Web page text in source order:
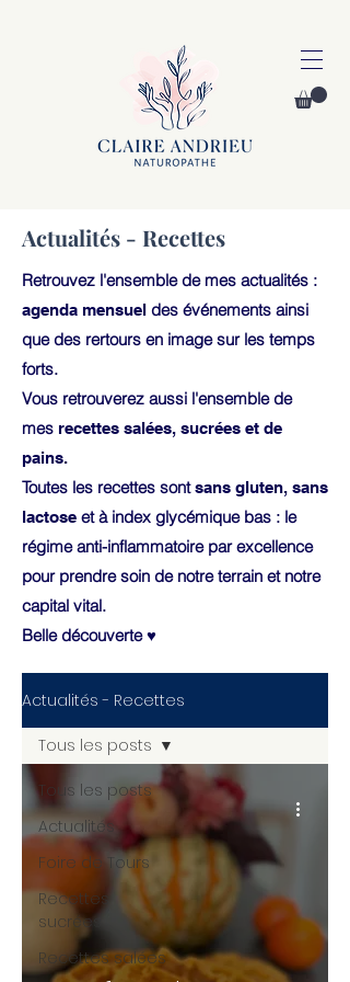
Actualités - Recettes
Retrouvez l'ensemble de mes actualités :
agenda mensuel des événements ainsi
que des rertours en image sur les temps
forts.
Vous retrouverez aussi l'ensemble de
mes recettes salées, sucrées et de
pains.
Toutes les recettes sont sans gluten, sans
lactose et à index glycémique bas : le
régime anti-inflammatoire par excellence
pour prendre soin de notre terrain et notre
capital vital.
Belle découverte ♥
Actualités - Recettes
Tous les posts
Actualités
Foire de Tours
Recettes
sucrées
Recettes salées
Tous les posts